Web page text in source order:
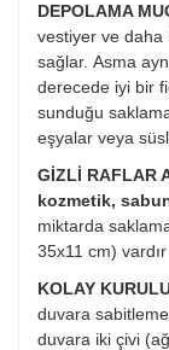
DEPOLAMA
vestiyer ve daha
sağlar. Asma
derecede iyi bir
sunduğu
eşyalar veya
GİZLİ RAFLAR
kozmetik,
miktarda
35x11 cm) vardır
KOLAY
duvara
duvara iki çivi